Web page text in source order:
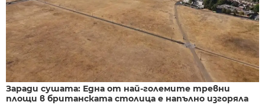
Заради сушата: Една от най-големите тревни
площи в британската столица е напълно изгоряла